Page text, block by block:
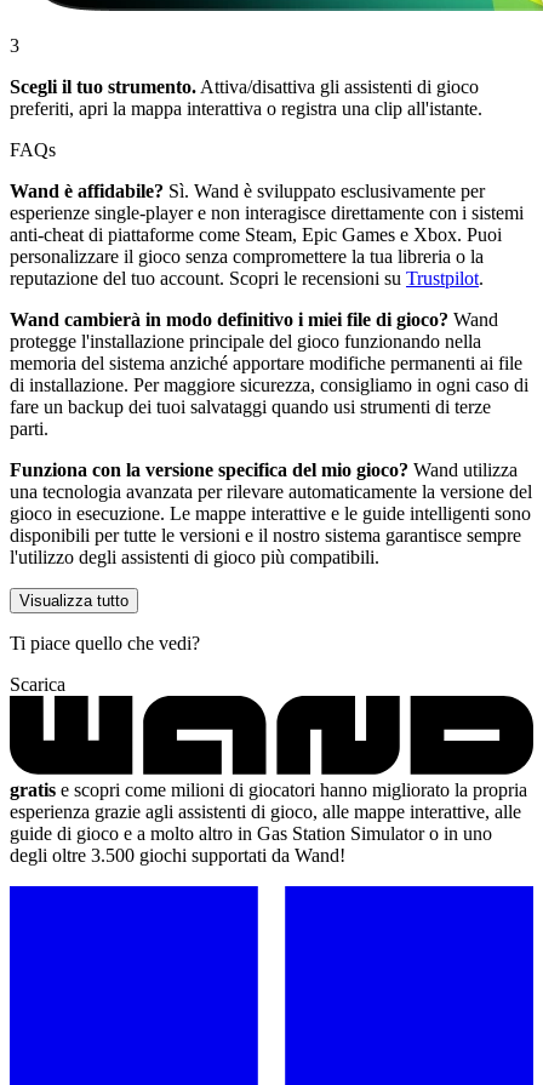
3
Scegli il tuo strumento. Attiva/disattiva gli assistenti di gioco
preferiti, apri la mappa interattiva o registra una clip all'istante.
FAQs
Wand è affidabile? Sì. Wand è sviluppato esclusivamente per
esperienze single-player e non interagisce direttamente con i sistemi
anti-cheat di piattaforme come Steam, Epic Games e Xbox. Puoi
personalizzare il gioco senza compromettere la tua libreria o la
reputazione del tuo account. Scopri le recensioni su Trustpilot.
Wand cambierà in modo definitivo i miei file di gioco? Wand
protegge l'installazione principale del gioco funzionando nella
memoria del sistema anziché apportare modifiche permanenti ai file
di installazione. Per maggiore sicurezza, consigliamo in ogni caso di
fare un backup dei tuoi salvataggi quando usi strumenti di terze
parti.
Funziona con la versione specifica del mio gioco? Wand utilizza
una tecnologia avanzata per rilevare automaticamente la versione del
gioco in esecuzione. Le mappe interattive e le guide intelligenti sono
disponibili per tutte le versioni e il nostro sistema garantisce sempre
l'utilizzo degli assistenti di gioco più compatibili.
Visualizza tutto
Ti piace quello che vedi?
Scarica
gratis e scopri come milioni di giocatori hanno migliorato la propria
esperienza grazie agli assistenti di gioco, alle mappe interattive, alle
guide di gioco e a molto altro in Gas Station Simulator o in uno
degli oltre 3.500 giochi supportati da Wand!